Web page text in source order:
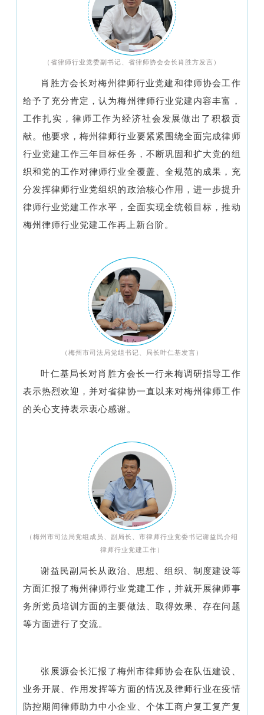
（省律师行业党委副书记、省律师协会会长肖胜方发言）
肖胜方会长对梅州律师行业党建和律师协会工作
给予了充分肯定，认为梅州律师行业党建内容丰富，
工作扎实，律师工作为经济社会发展做出了积极贡
献。他要求，梅州律师行业要紧紧围绕全面完成律师
行业党建工作三年目标任务，不断巩固和扩大党的组
织和党的工作对律师行业全覆盖、全规范的成果，充
分发挥律师行业党组织的政治核心作用，进一步提升
律师行业党建工作水平，全面实现全统领目标，推动
梅州律师行业党建工作再上新台阶。
（梅州市司法局党组书记、局长叶仁基发言）
叶仁基局长对肖胜方会长一行来梅调研指导工作
表示热烈欢迎，并对省律协一直以来对梅州律师工作
的关心支持表示衷心感谢。
（梅州市司法局党组成员、副局长、市律师行业党委书记谢益民介绍
律师行业党建工作）
谢益民副局长从政治、思想、组织、制度建设等
方面汇报了梅州律师行业党建工作，并就开展律师事
务所党员培训方面的主要做法、取得效果、存在问题
等方面进行了交流。
张展源会长汇报了梅州市律师协会在队伍建设、
业务开展、作用发挥等方面的情况及律师行业在疫情
防控期间律师助力中小企业、个体工商户复工复产复